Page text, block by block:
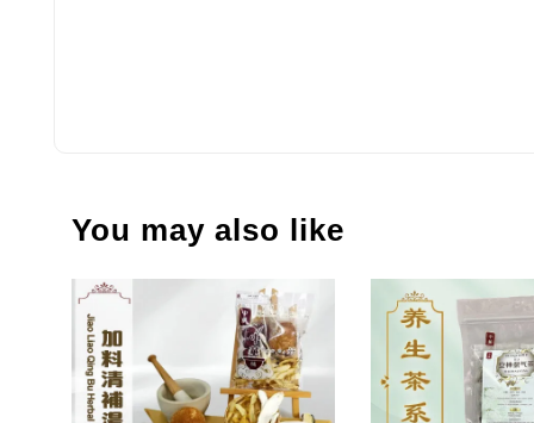
You may also like